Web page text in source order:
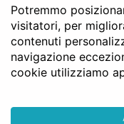
documenti
attenzione in
tempo che
hanno di fronte
Ricordiamo che
Potremmo
visitatori, per
contenuti
navigazione
cookie utilizziamo